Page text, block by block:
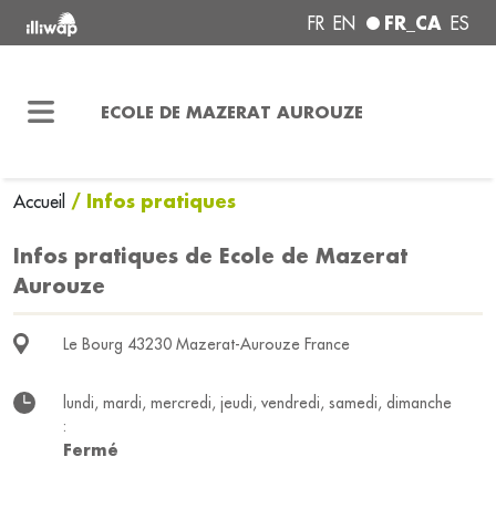
FR EN FR_CA ES
ECOLE DE MAZERAT AUROUZE
Accueil / Infos pratiques
Infos pratiques de Ecole de Mazerat
Aurouze
Le Bourg 43230 Mazerat-Aurouze France
lundi, mardi, mercredi, jeudi, vendredi, samedi, dimanche
:
Fermé